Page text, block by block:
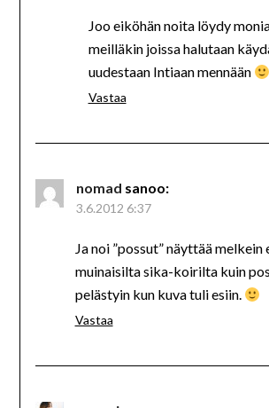
Joo eiköhän noita löydy
meilläkin joissa halutaan
uudestaan Intiaan mennään
Vastaa
nomad sanoo:
3.6.2012 6:37
Ja noi ”possut” näyttää melkein
muinaisilta sika-koirilta kuin
pelästyin kun kuva tuli esiin.
Vastaa